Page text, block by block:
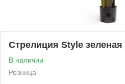
Стрелиция Style
В наличии
Розница